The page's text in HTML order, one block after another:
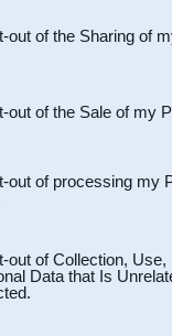
Participants
out of the Sharing of
out of the Sale of my
out of processing my
out of Collection,
Data that Is